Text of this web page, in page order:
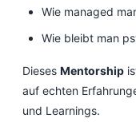
Wie managed
Wie bleibt man
Dieses Mentorship
auf echten
und Learnings.